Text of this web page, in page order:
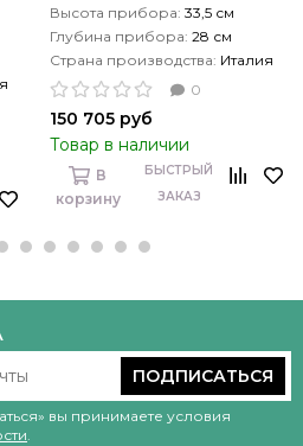
Высота прибора: 33,5 см
Глубина прибора: 28 см
Страна производства: Италия
0
150 705 руб
Товар в наличии
В
корзину
БЫСТРЫЙ
ЗАКАЗ
ПОДПИСАТЬСЯ
вы принимаете условия
.